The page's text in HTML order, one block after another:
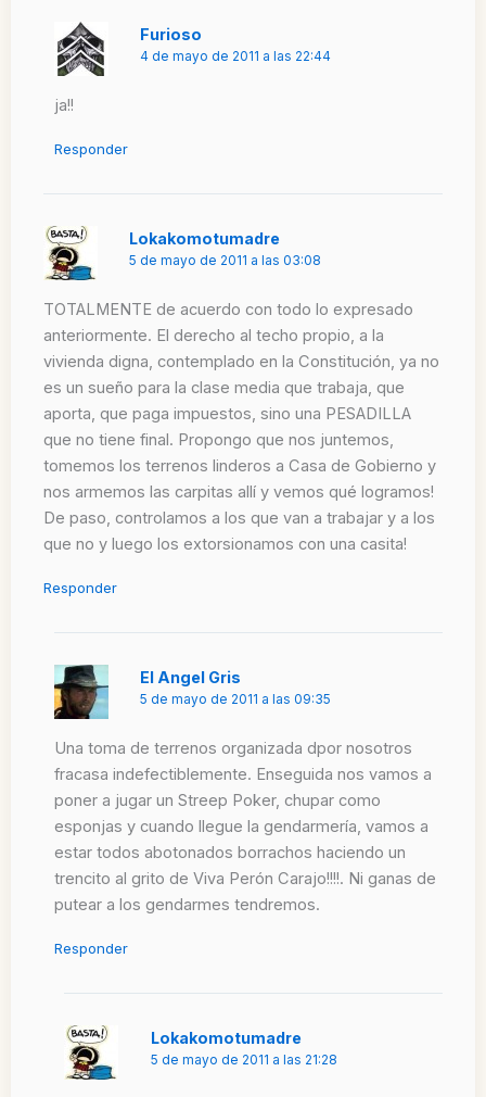
Furioso
4 de mayo de 2011 a las 22:44
ja!!
Responder
Lokakomotumadre
5 de mayo de 2011 a las 03:08
TOTALMENTE de acuerdo con todo lo expresado
anteriormente. El derecho al techo propio, a la
vivienda digna, contemplado en la Constitución, ya no
es un sueño para la clase media que trabaja, que
aporta, que paga impuestos, sino una PESADILLA
que no tiene final. Propongo que nos juntemos,
tomemos los terrenos linderos a Casa de Gobierno y
nos armemos las carpitas allí y vemos qué logramos!
De paso, controlamos a los que van a trabajar y a los
que no y luego los extorsionamos con una casita!
Responder
El Angel Gris
5 de mayo de 2011 a las 09:35
Una toma de terrenos organizada dpor nosotros
fracasa indefectiblemente. Enseguida nos vamos a
poner a jugar un Streep Poker, chupar como
esponjas y cuando llegue la gendarmería, vamos a
estar todos abotonados borrachos haciendo un
trencito al grito de Viva Perón Carajo!!!!. Ni ganas de
putear a los gendarmes tendremos.
Responder
Lokakomotumadre
5 de mayo de 2011 a las 21:28